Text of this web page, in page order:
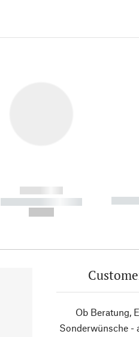
------------
----------- -----------
Ob Beratung,
Sonderwünsche -